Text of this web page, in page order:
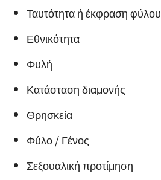
Ταυτότητα ή έκφραση φύλου
Εθνικότητα
Φυλή
Κατάσταση διαμονής
Θρησκεία
Φύλο / Γένος
Σεξουαλική προτίμηση